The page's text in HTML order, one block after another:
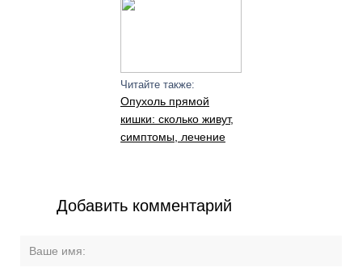
Читайте также:
Опухоль прямой
кишки: сколько живут,
симптомы, лечение
Добавить комментарий